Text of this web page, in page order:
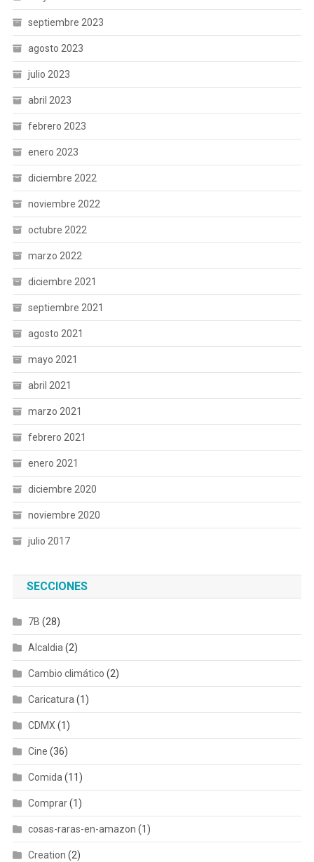
septiembre 2023
agosto 2023
julio 2023
abril 2023
febrero 2023
enero 2023
diciembre 2022
noviembre 2022
octubre 2022
marzo 2022
diciembre 2021
septiembre 2021
agosto 2021
mayo 2021
abril 2021
marzo 2021
febrero 2021
enero 2021
diciembre 2020
noviembre 2020
julio 2017
SECCIONES
7B (28)
Alcaldia (2)
Cambio climático (2)
Caricatura (1)
CDMX (1)
Cine (36)
Comida (11)
Comprar(1)
cosas-raras-en-amazon (1)
Creation (2)